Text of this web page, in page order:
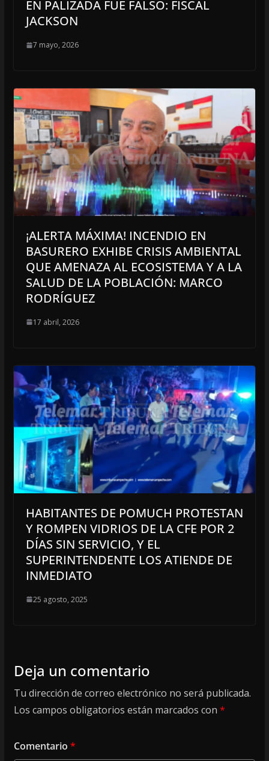
EN PALIZADA FUE FALSO: FISCAL
JACKSON
7 mayo, 2026
¡ALERTA MÁXIMA! INCENDIO EN
BASURERO EXHIBE CRISIS AMBIENTAL
QUE AMENAZA AL ECOSISTEMA Y A LA
SALUD DE LA POBLACIÓN: MARCO
RODRÍGUEZ
17 abril, 2026
HABITANTES DE POMUCH PROTESTAN
Y ROMPEN VIDRIOS DE LA CFE POR 2
DÍAS SIN SERVICIO, Y EL
SUPERINTENDENTE LOS ATIENDE DE
INMEDIATO
25 agosto, 2025
Deja un comentario
Tu dirección de correo electrónico no será publicada.
Los campos obligatorios están marcados con *
Comentario *